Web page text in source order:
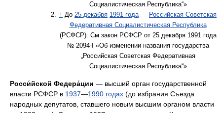
Социалистическая Республика“»
↑ До 25 декабря 1991 года — Российская Советская
Федеративная Социалистическая Республика
(РСФСР). См закон РСФСР от 25 декабря 1991 года
№ 2094-I «Об изменении названия государства
„Российская Советская Федеративная
Социалистическая Республика“»
Росси́йской Федера́ции — высший орган государственной
власти РСФСР в 1937—1990 годах (до избрания Съезда
народных депутатов, ставшего новым высшим органом власти